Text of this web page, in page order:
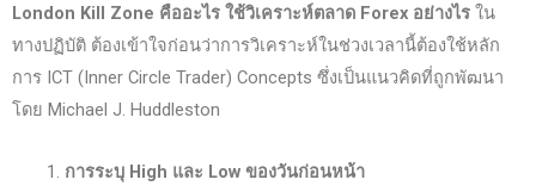
London Kill Zone คืออะไร ใช้วิเคราะห์ตลาด Forex อย่างไร ใน
ทางปฏิบัติ ต้องเข้าใจก่อนว่าการวิเคราะห์ในช่วงเวลานี้ต้องใช้หลัก
การ ICT (Inner Circle Trader) Concepts ซึ่งเป็นแนวคิดที่ถูกพัฒนา
โดย Michael J. Huddleston
การระบุ High และ Low ของวันก่อนหน้า